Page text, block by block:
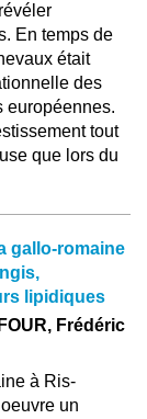
En temps de
était
des
européennes.
tout
que lors du
gallo-romaine
lipidiques
Frédéric
à Ris-
un